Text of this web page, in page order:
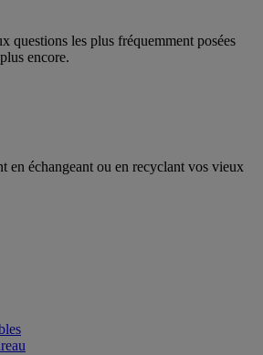
questions les plus fréquemment posées
encore.
en échangeant ou en recyclant vos vieux